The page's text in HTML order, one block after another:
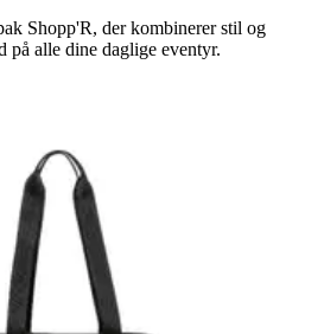
Shopp'R, der kombinerer stil og
alle dine daglige eventyr.